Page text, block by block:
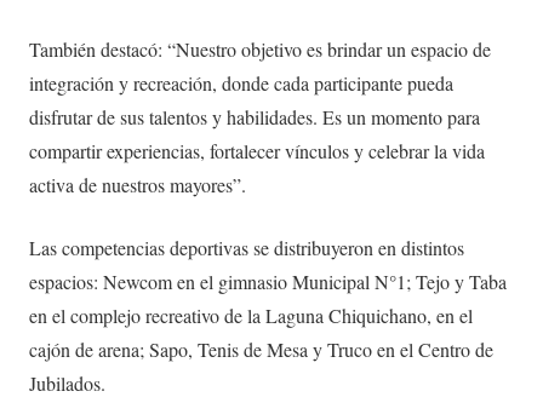
También destacó: “Nuestro objetivo es brindar un espacio de
integración y recreación, donde cada participante pueda
disfrutar de sus talentos y habilidades. Es un momento para
compartir experiencias, fortalecer vínculos y celebrar la vida
activa de nuestros mayores”.
Las competencias deportivas se distribuyeron en distintos
espacios: Newcom en el gimnasio Municipal N°1; Tejo y Taba
en el complejo recreativo de la Laguna Chiquichano, en el
cajón de arena; Sapo, Tenis de Mesa y Truco en el Centro de
Jubilados.